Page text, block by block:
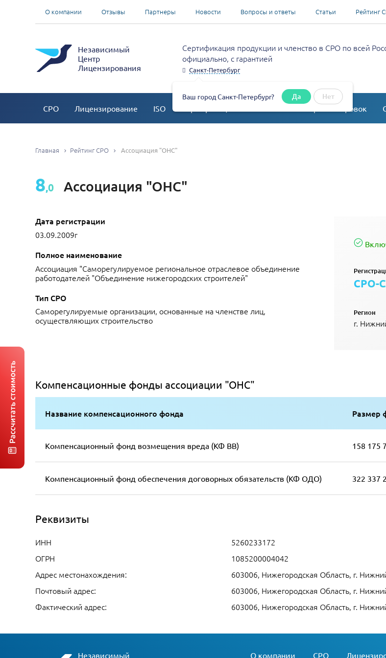
О компании Отзывы Партнеры Новости Вопросы и ответы Статьи Рейтинг
Независимый
Центр
Лицензирования
Сертификация продукции и членство в СРО по всей
официально, с гарантией
Санкт-Петербург
Ваш город Санкт-Петербург? Да Нет
СРО Лицензирование ISO Согласование перепланировок
Главная Рейтинг СРО Ассоциация "ОНС"
8,0 Ассоциация "ОНС"
Дата регистрации
03.09.2009г
Полное наименование
Ассоциация "Саморегулируемое региональное отраслевое объединение
работодателей "Объединение нижегородских строителей"
Тип СРО
Саморегулируемые организации, основанные на членстве лиц,
осуществляющих строительство
СРО-
Регион
г.
Компенсационные фонды ассоциации "ОНС"
Название компенсационного фонда Размер
Компенсационный фонд возмещения вреда (КФ ВВ) 158 175
Компенсационный фонд обеспечения договорных обязательств (КФ ОДО) 322 337
Реквизиты
ИНН
5260233172
ОГРН
1085200004042
Адрес местонахождения:
603006, Нижегородская Область, г.
Почтовый адрес:
603006, Нижегородская Область, г.
Фактический адрес:
603006, Нижегородская Область, г.
Независимый О компании СРО